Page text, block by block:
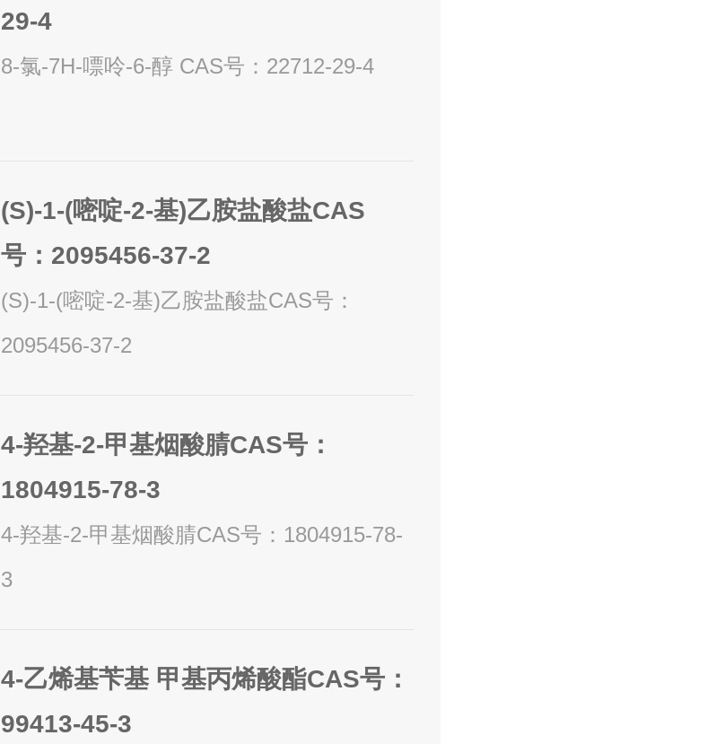
29-4
8-氯-7H-嘌呤-6-醇 CAS号：22712-29-4
(S)-1-(嘧啶-2-基)乙胺盐酸盐CAS
号：2095456-37-2
(S)-1-(嘧啶-2-基)乙胺盐酸盐CAS号：
2095456-37-2
4-羟基-2-甲基烟酸腈CAS号：
1804915-78-3
4-羟基-2-甲基烟酸腈CAS号：1804915-78-
3
4-乙烯基苄基 甲基丙烯酸酯CAS号：
99413-45-3